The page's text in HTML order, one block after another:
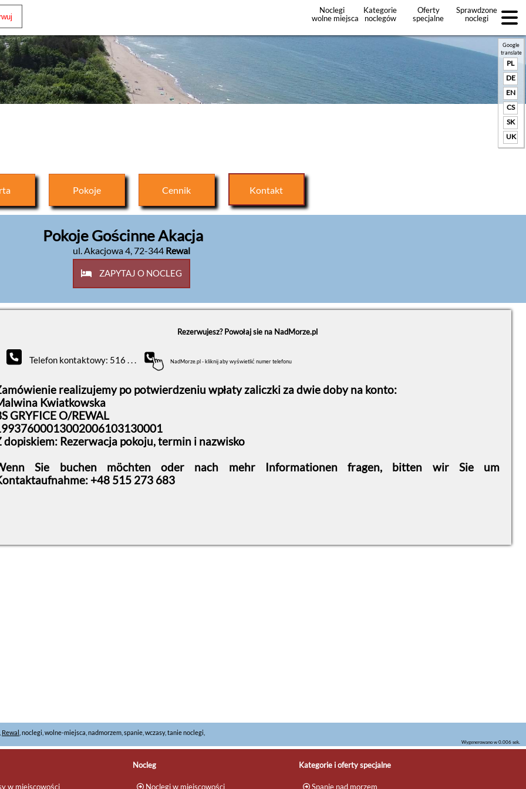
Noclegi
wolne miejsca
Kategorie
noclegów
Oferty
specjalne
Sprawdzone
noclegi
+Dodaj
Google
translate
PL
DE
EN
CS
SK
UK
Pokoje Cennik Kontakt
Pokoje Gościnne Akacja
ul. Akacjowa 4,72-344 Rewal
ZAPYTAJ O NOCLEG
Rezerwujesz? Powołaj sie na NadMorze.pl
Telefon kontaktowy: 516 . . . NadMorze.pl - kliknij aby wyświetlić numer telefonu
realizujemy po potwierdzeniu wpłaty zaliczki za dwie doby na konto:
Kwiatkowska
GRYFICE O/REWAL
dopiskiem: Rezerwacja pokoju, termin i nazwisko
Sie buchen möchten oder nach mehr Informationen fragen, bitten wir Sie um
+48 515 273 683
Rewal , noclegi, wolne-miejsca, nadmorzem, spanie, wczasy, tanie noclegi,
Wygenerowano w 0.006 sek.
w miejscowości
Nocleg
Noclegi w miejscowości
Kategorie i oferty specjalne
Spanie nad morzem